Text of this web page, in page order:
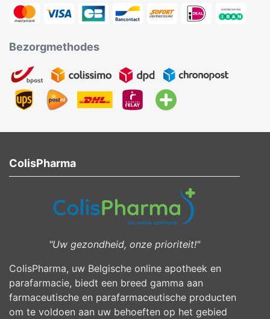
Bezorgmethodes
ColisPharma
"Uw gezondheid, onze prioriteit!"
ColisPharma, uw Belgische online apotheek en
parafarmacie, biedt een breed gamma aan
farmaceutische en parafarmaceutische producten
om te voldoen aan uw behoeften op het gebied